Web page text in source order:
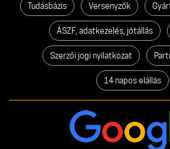
Tudásbázis Versenyzők
ÁSZF, adatkezelés, jótállás
Szerzői jogi nyilatkozat
14 napos elállás